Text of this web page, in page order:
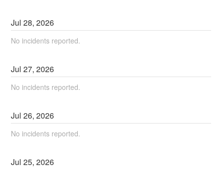
Jul28,2026
No incidents reported.
Jul27,2026
No incidents reported.
Jul26,2026
No incidents reported.
Jul25,2026